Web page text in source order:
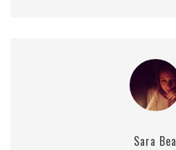
Sara Bea